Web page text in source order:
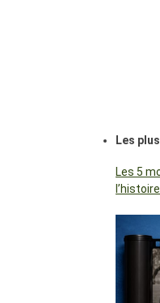
Les
Les 5